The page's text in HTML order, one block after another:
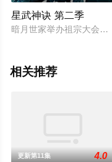
星武神诀 第二季
暗月世家举办祖宗大会
相关推荐
更新第11集 4.0